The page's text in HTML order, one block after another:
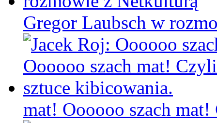
Gregor Laubsch w
mat! Oooooo szach